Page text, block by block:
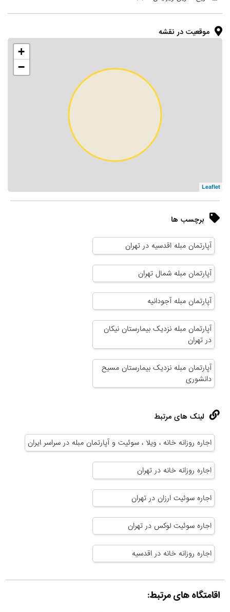
موقعیت در نقشه
+
−
Leaflet
برچسب ها
آپارتمان مبله اقدسیه در تهران
آپارتمان مبله شمال تهران
آپارتمان مبله آجودانیه
آپارتمان مبله نزدیک بیمارستان نیکان
در تهران
آپارتمان مبله نزدیک بیمارستان مسیح
دانشوری
لینک های مرتبط
اجاره روزانه خانه ، ویلا ، سوئیت و آپارتمان مبله در سراسر ایران
اجاره روزانه خانه در تهران
اجاره سوئیت ارزان در تهران
اجاره سوئیت لوکس در تهران
اجاره روزانه خانه در اقدسیه
اقامتگاه های مرتبط: